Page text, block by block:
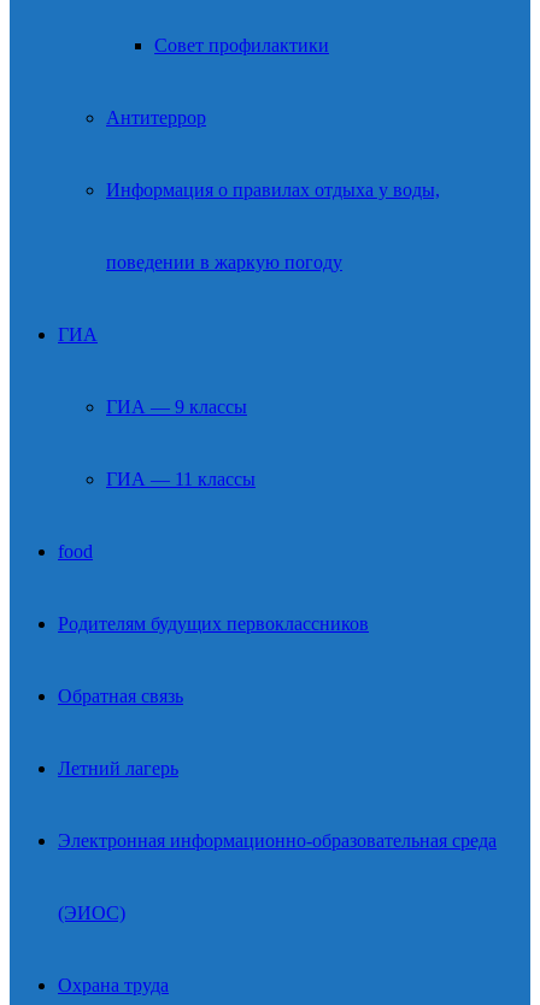
Совет профилактики
Антитеррор
Информация о правилах отдыха у воды,
поведении в жаркую погоду
ГИА
ГИА — 9 классы
ГИА — 11 классы
food
Родителям будущих первоклассников
Обратная связь
Летний лагерь
Электронная информационно-образовательная среда
(ЭИОС)
Охрана труда